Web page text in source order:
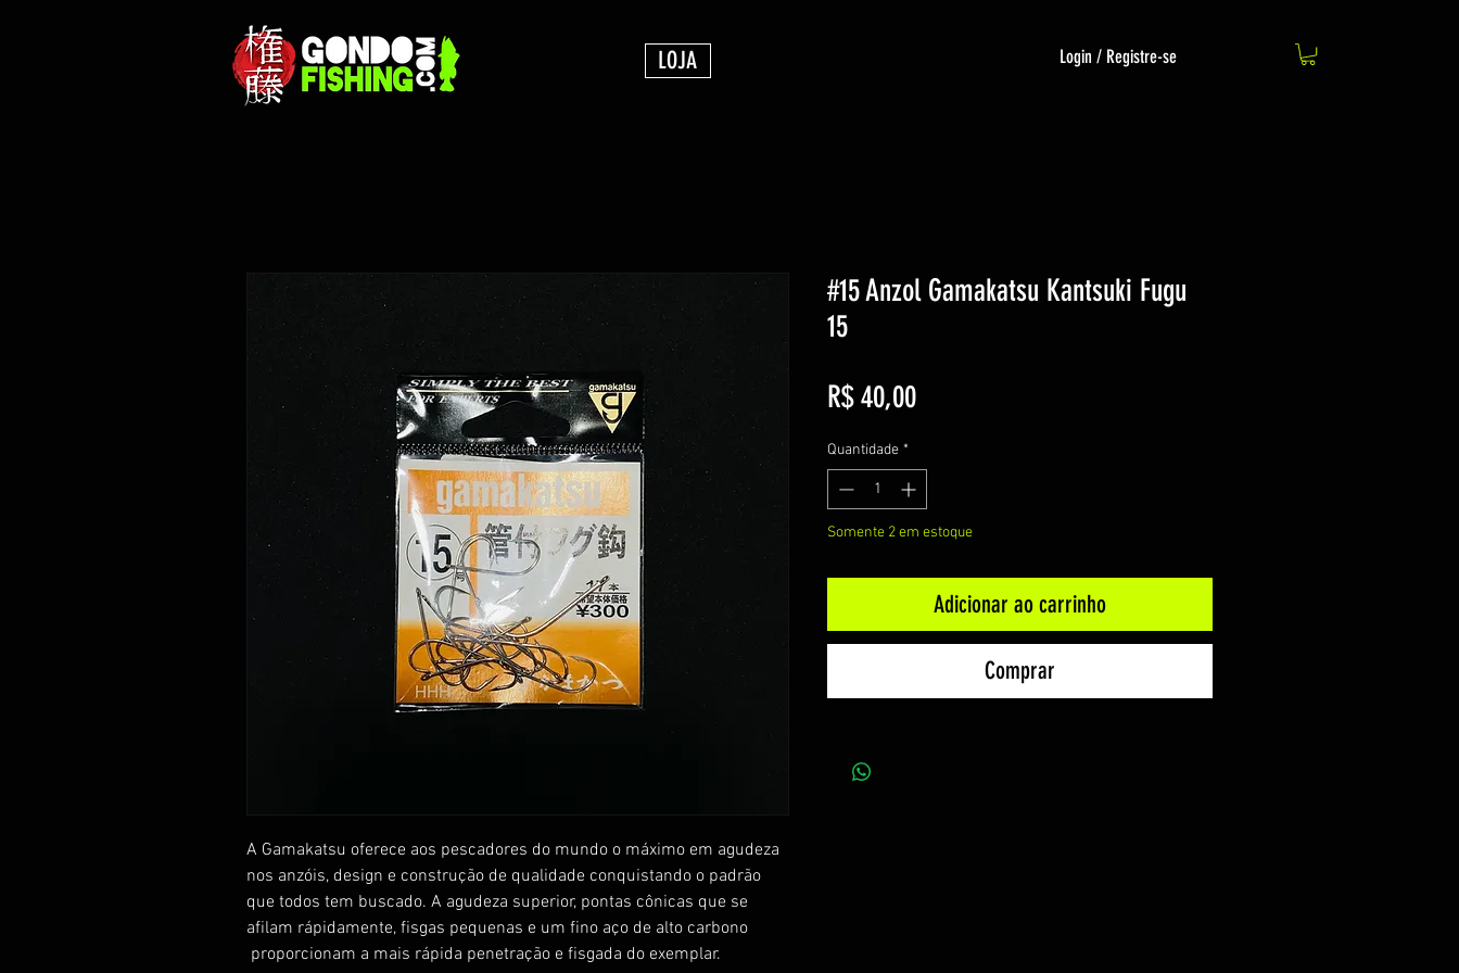
LOJA Login / Registre-se
A Gamakatsu oferece aos pescadores do mundo o máximo em agudeza
nos anzóis, design e construção de qualidade conquistando o padrão
que todos tem buscado. A agudeza superior, pontas cônicas que se
afilam rápidamente, fisgas pequenas e um fino aço de alto carbono
proporcionam a mais rápida penetração e fisgada do exemplar.
#15 Anzol Gamakatsu Kantsuki Fugu
15
R$ 40,00Preço
Quantidade *
Somente 2 em estoque
Adicionar ao carrinho
Comprar